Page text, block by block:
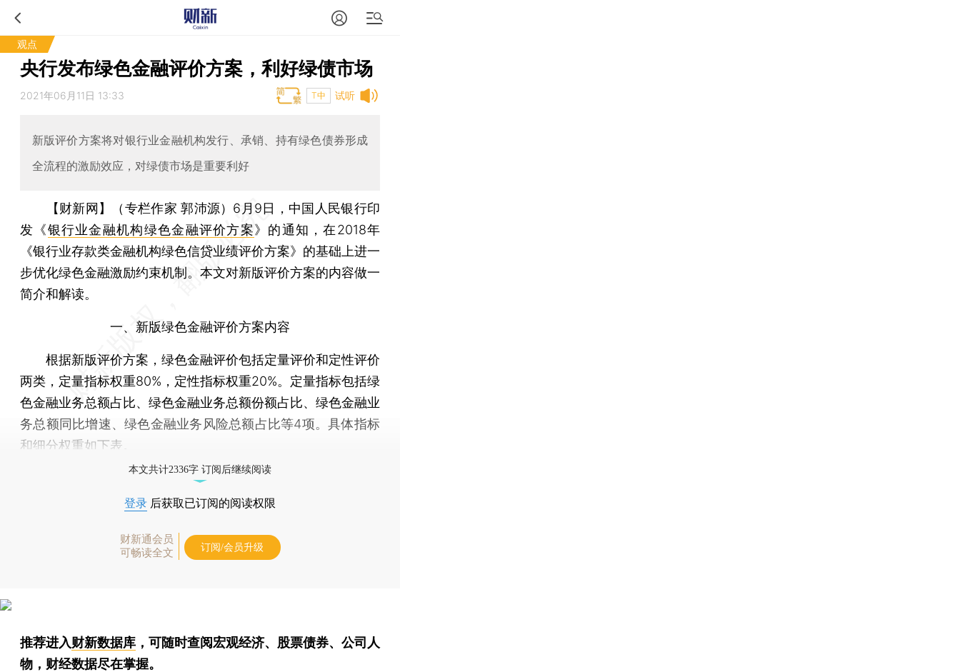
观点
央行发布绿色金融评价方案，利好绿债市场
试听
2021年06月11日 13:33 T中
新版评价方案将对银行业金融机构发行、承销、持有绿色债券形成
全流程的激励效应，对绿债市场是重要利好
【财新网】（专栏作家 郭沛源） 6月9日，中国人民银行印
发《银行业金融机构绿色金融评价方案》的通知，在2018年
《银行业存款类金融机构绿色信贷业绩评价方案》的基础上进一
步优化绿色金融激励约束机制。本文对新版评价方案的内容做一
简介和解读。
一、新版绿色金融评价方案内容
根据新版评价方案，绿色金融评价包括定量评价和定性评价
两类，定量指标权重80%，定性指标权重20%。定量指标包括绿
色金融业务总额占比、绿色金融业务总额份额占比、绿色金融业
务总额同比增速、绿色金融业务风险总额占比等4项。具体指标
和细分权重如下表。
本文共计2336字 订阅后继续阅读
登录 后获取已订阅的阅读权限
财新通会员
可畅读全文
订阅/会员升级
推荐进入财新数据库 ，可随时查阅宏观经济、股票债券、公司人
物，财经数据尽在掌握。